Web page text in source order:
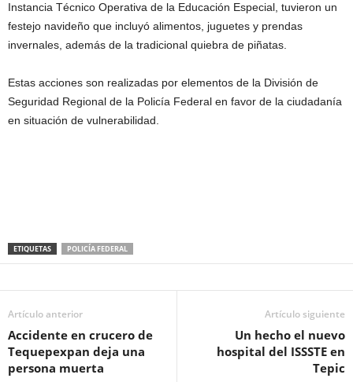
Instancia Técnico Operativa de la Educación Especial, tuvieron un
festejo navideño que incluyó alimentos, juguetes y prendas
invernales, además de la tradicional quiebra de piñatas.
Estas acciones son realizadas por elementos de la División de
Seguridad Regional de la Policía Federal en favor de la ciudadanía
en situación de vulnerabilidad.
ETIQUETAS POLICÍA FEDERAL
Artículo anterior
Accidente en crucero de
Tequepexpan deja una
persona muerta
Artículo siguiente
Un hecho el nuevo
hospital del ISSSTE en
Tepic